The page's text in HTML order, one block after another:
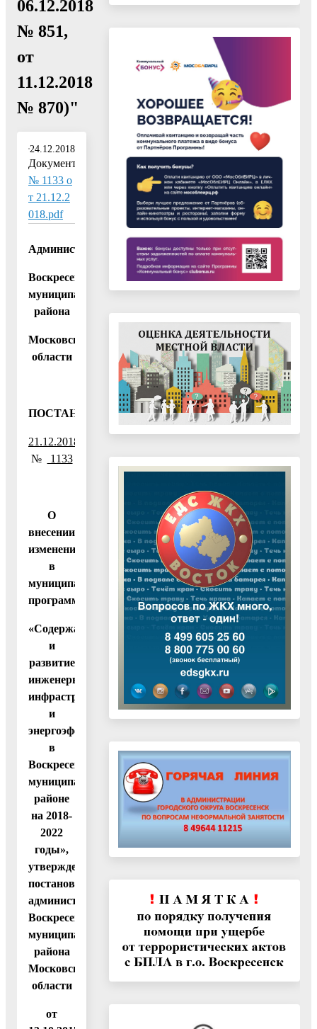
06.12.2018
№ 851,
от
11.12.2018
№ 870)"
24.12.2018
Документ:
№ 1133 о
т 21.12.2
018.pdf
Администрация
Воскресенского
муниципального
района
Московской
области
ПОСТАНОВЛЕНИЕ
21.12.2018
№
1133
О
внесении
изменений
в
муниципальную
программу
«Содержание
и
развитие
инженерной
инфраструктуры
и
энергоэффективности
в
Воскресенском
муниципальном
районе
на 2018-
2022
годы»,
утвержденную
постановлением
администрации
Воскресенского
муниципального
района
Московской
области
от